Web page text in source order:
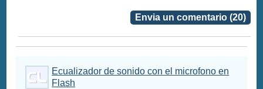
Envia un comentario (20)
Ecualizador de sonido con el microfono en
Flash